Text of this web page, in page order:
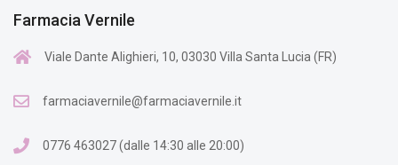
Farmacia Vernile
Viale Dante Alighieri, 10, 03030 Villa Santa Lucia (FR)
farmaciavernile@farmaciavernile.it
0776 463027 (dalle 14:30 alle 20:00)